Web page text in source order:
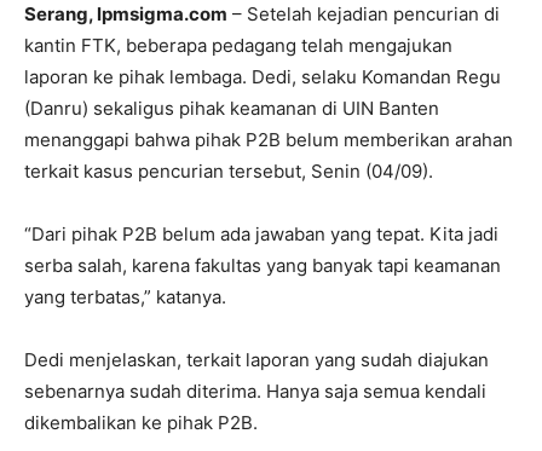
Serang, lpmsigma.com – Setelah kejadian pencurian di
kantin FTK, beberapa pedagang telah mengajukan
laporan ke pihak lembaga. Dedi, selaku Komandan Regu
(Danru) sekaligus pihak keamanan di UIN Banten
menanggapi bahwa pihak P2B belum memberikan arahan
terkait kasus pencurian tersebut, Senin (04/09).
“Dari pihak P2B belum ada jawaban yang tepat. Kita jadi
serba salah, karena fakultas yang banyak tapi keamanan
yang terbatas,” katanya.
Dedi menjelaskan, terkait laporan yang sudah diajukan
sebenarnya sudah diterima. Hanya saja semua kendali
dikembalikan ke pihak P2B.